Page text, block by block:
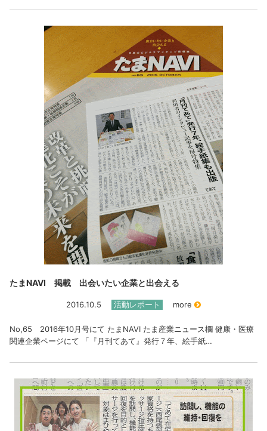
たまNAVI 掲載 出会いたい企業と出会える
2016.10.5 活動レポート more
No,65 2016年10月号にて たまNAVI たま産業ニュース欄 健康・医療
関連企業ページにて 「『月刊てあて』発行７年、絵手紙…